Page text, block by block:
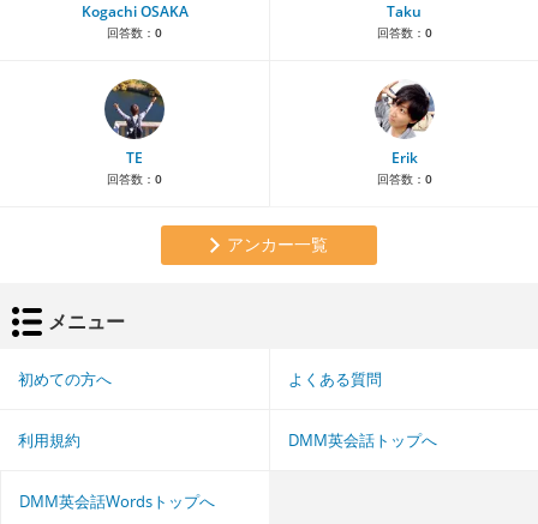
Kogachi OSAKA
回答数： 0
Taku
回答数： 0
TE
回答数： 0
Erik
回答数： 0
アンカー一覧
メニュー
初めての方へ よくある質問
利用規約 DMM英会話トップへ
DMM英会話Wordsトップへ